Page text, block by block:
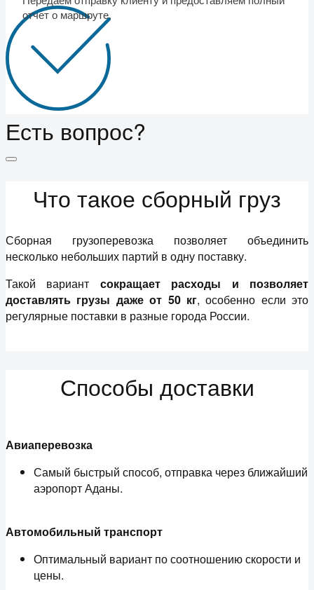
отчет о маршруте.
Есть вопрос?
Что такое сборный груз
Сборная грузоперевозка позволяет объединить
несколько небольших партий в одну поставку.
Такой вариант сокращает расходы и позволяет
доставлять грузы даже от 50 кг, особенно если это
регулярные поставки в разные города России.
Способы доставки
Авиаперевозка
Самый быстрый способ, отправка через ближайший
аэропорт Аданы.
Автомобильный транспорт
Оптимальный вариант по соотношению скорости и
цены.